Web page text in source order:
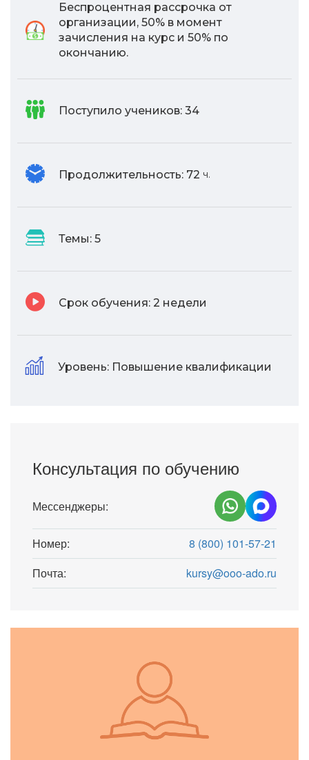
Беспроцентная рассрочка от
организации, 50% в момент
зачисления на курс и 50% по
окончанию.
Поступило учеников: 34
Продолжительность: 72 ч.
Темы: 5
Срок обучения: 2 недели
Уровень: Повышение квалификации
Консультация по обучению
Мессенджеры:
Номер:
8 (800) 101-57-21
Почта:
kursy@ooo-ado.ru